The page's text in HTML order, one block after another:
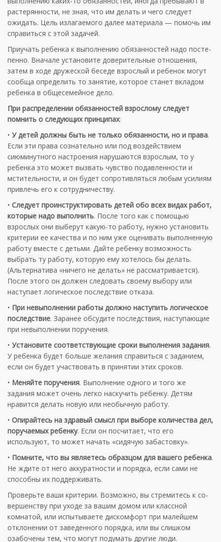
растерянности, не зная, что им делать и чего следует
ожидать. Цель излагаемого далее материала — помочь им
спра­виться с этой задачей.
Приучать ребенка к выполнению обязанностей надо посте­
пенно. Вначале установите доверительные отношения,
затем в ходе дружеской беседе взрослый и ребенок могут
сообща опре­делить то занятие, которое станет вкладом
ребенка в общесемей­ное дело.
При распределении обязанностей взрослому следует
помнить о следующих принципах:
• У детей должны быть не только обязанности, но и права.
Если эти права сознательно или под воздействием
сиюминутного настроения нарушаются взрослым, то у
ребенка это может вызвать чувство подавленности и
мстительности, и он будет сопротивляться любым усилиям
привлечь его к сотрудничеству.
• Следует проинструктировать детей обо всех видах работ,
которые надо выполнить. После того как с помощью
взрослых они выберут какую-то работу, нужно устано­вить
критерии ее качества и по ним уже оценивать выполненную
работу вместе с детьми. Дайте ребенку возможность
выбрать ту работу, которую ему хотелось бы делать.
(Альтернатива «ничего не делать» не рассматривается).
После этого он должен следовать своему выбору или
наступает логическое последствие отказа.
• При невыполнении работы должно наступить логическое
последствие. Заранее обсудите последствия, наступа­ющие
при невыполнении поручения.
• Установите соответствующие сроки выполнения задания.
У ребенка будет больше желания справиться с заданием,
если он будет участвовать в принятии этих сроков.
• Меняйте поручения. Выполнение одного и того же
задания может очень легко наскучить ребенку. Детям
нравится делать новую или необычную работу.
• Опирайтесь на здравый смысл при выборе количества дел,
поручаемых ребенку. Если он посчитает, что его
используют, то может начать «сидячую забастовку».
• Помните, что вы являетесь образцом для вашего ребенка.
Не ждите от него аккуратности и порядка, если сами не
способны их поддерживать.
Проверьте ваши критерии. Возможно, вы стремитесь к со­
вершенству при уходе за вашим домом или классной
комнатой, или испытываете дискомфорт при малей­шем
отклонении от заведенного порядка, или вы слиш­ком
озабочены тем, что могут подумать другие люди.